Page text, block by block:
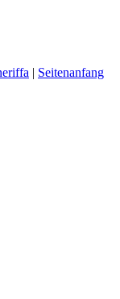
| Seitenanfang